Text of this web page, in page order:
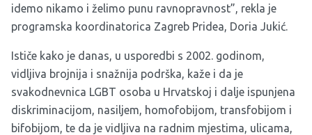
idemo nikamo i želimo punu ravnopravnost”, rekla je
programska koordinatorica Zagreb Pridea, Doria Jukić.
Ističe kako je danas, u usporedbi s 2002. godinom,
vidljiva brojnija i snažnija podrška, kaže i da je
svakodnevnica LGBT osoba u Hrvatskoj i dalje ispunjena
diskriminacijom, nasiljem, homofobijom, transfobijom i
bifobijom, te da je vidljiva na radnim mjestima, ulicama,